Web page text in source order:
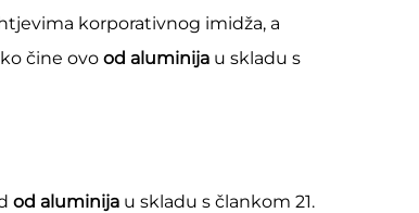
korporativnog imidža, a
čine ovo od aluminija u skladu s
od aluminija u skladu s člankom 21.